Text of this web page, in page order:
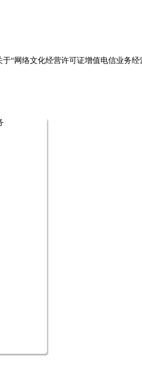
于“网络文化经营许可证增值电信业务